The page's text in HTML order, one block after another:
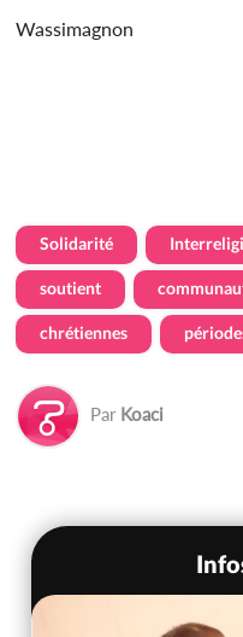
Wassimagnon
Solidarité
soutient
chrétiennes
Par Koaci